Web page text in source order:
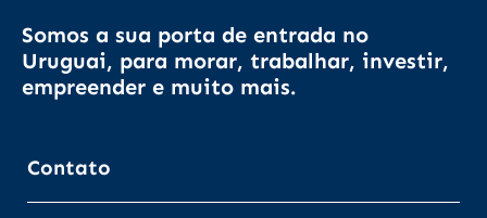
Somos a sua porta de entrada no
Uruguai, para morar, trabalhar, investir,
empreender e muito mais.
Contato